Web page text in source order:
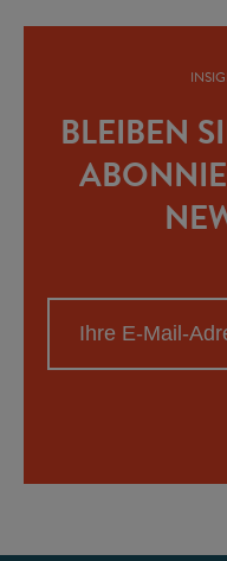
BLEIBEN